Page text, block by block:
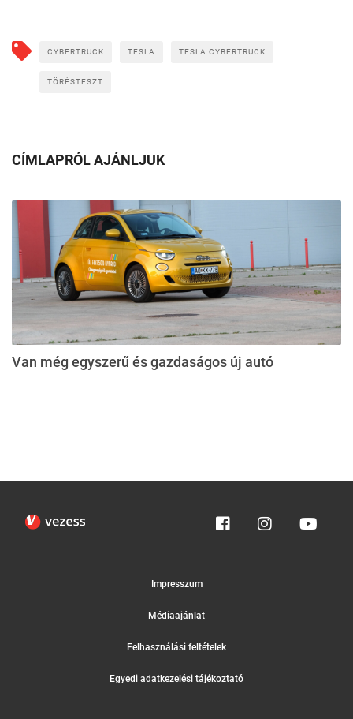
CYBERTRUCK TESLA TESLA CYBERTRUCK
TÖRÉSTESZT
CÍMLAPRÓL AJÁNLJUK
Van még egyszerű és gazdaságos új autó
Impresszum
Médiaajánlat
Felhasználási feltételek
Egyedi adatkezelési tájékoztató